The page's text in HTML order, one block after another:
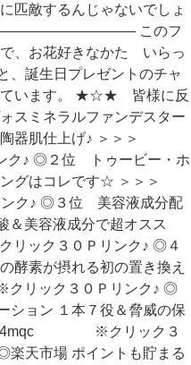
匹敵するんじゃないでしょ
このフ
、お花好きなかた いらっ
、誕生日プレゼントのチャ
ています。 ★☆★ 皆様に反
ミネラルファンデスター
器肌仕上げ♪ ＞＞＞
♪ ◎２位 トゥービー・ホ
ングはコレです☆ ＞＞＞
♪ ◎３位 美容液成分配
＆美容液成分で超オスス
ク３０Ｐリンク♪ ◎４
酵素が摂れる初の置き換え
ック３０Ｐリンク♪ ◎
ション １本７役＆脅威の保
14mqc ※クリック３
市場 ポイントも貯まる